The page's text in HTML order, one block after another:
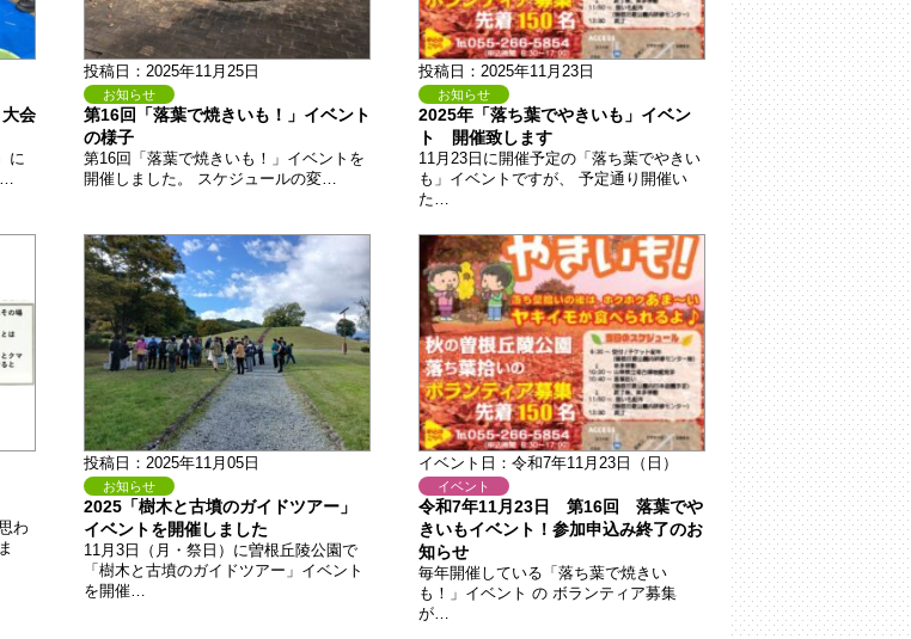
会
に
…
投稿日：2025年11月25日
お知らせ
第16回「落葉で焼きいも！」イベント
の様子
第16回「落葉で焼きいも！」イベントを
開催しました。 スケジュールの変…
投稿日：2025年11月23日
お知らせ
2025年「落ち葉でやきいも」イベン
ト 開催致します
11月23日に開催予定の「落ち葉でやきい
も」イベントですが、 予定通り開催い
た…
わ
投稿日：2025年11月05日
お知らせ
2025「樹木と古墳のガイドツアー」
イベントを開催しました
11月3日（月・祭日）に曽根丘陵公園で
「樹木と古墳のガイドツアー」イベント
を開催…
イベント日：令和7年11月23日（日）
イベント
令和7年11月23日 第16回 落葉でや
きいもイベント！参加申込み終了のお
知らせ
毎年開催している「落ち葉で焼きい
も！」イベント の ボランティア募集
が…